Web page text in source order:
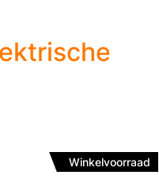
Winkelvoorraad